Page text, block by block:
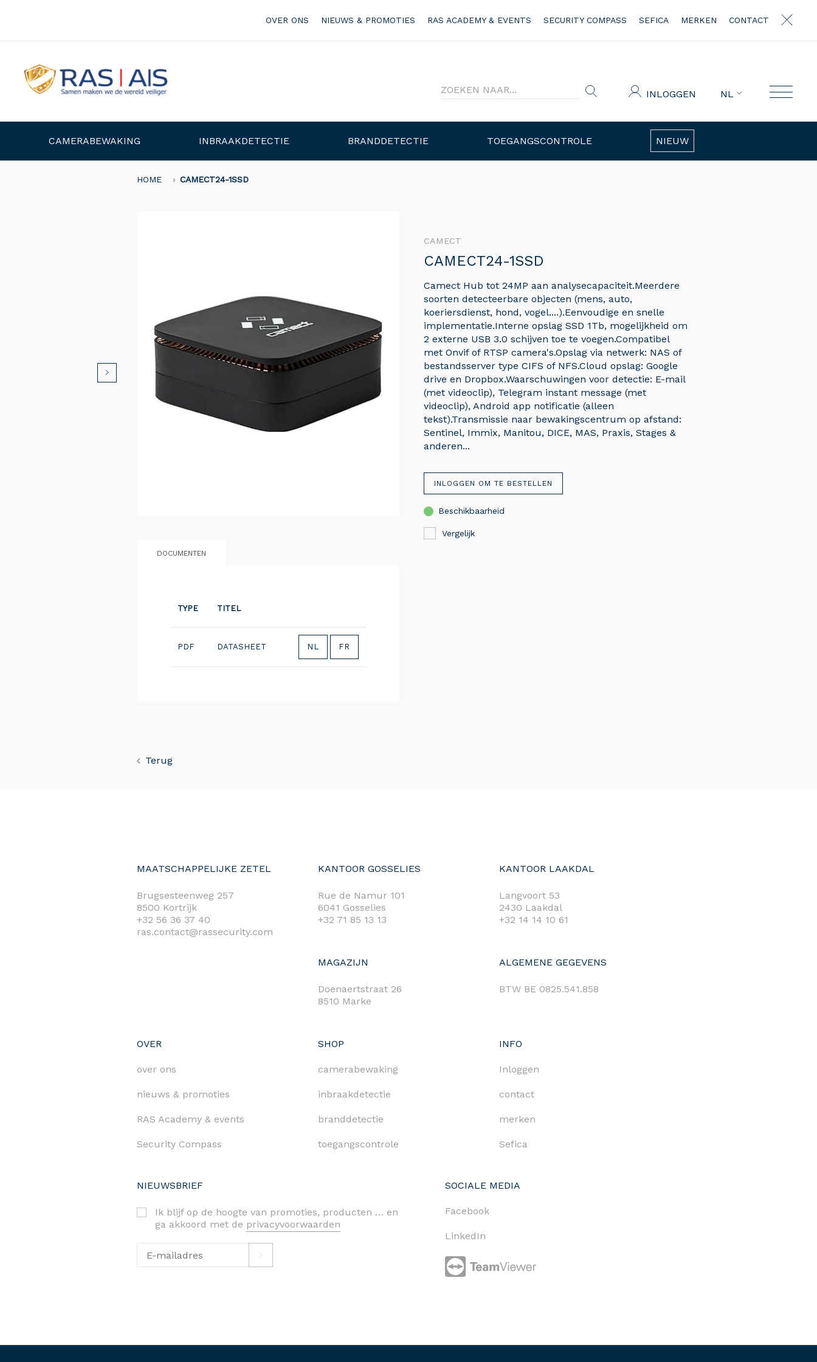
OVER ONS NIEUWS & PROMOTIES RAS ACADEMY & EVENTS SECURITY COMPASS SEFICA MERKEN CONTACT
INLOGGEN NL
CAMERABEWAKING INBRAAKDETECTIE BRANDDETECTIE TOEGANGSCONTROLE NIEUW
HOME CAMECT24-1SSD
DOCUMENTEN
TYPE TITEL
PDF DATASHEET NL FR
CAMECT
CAMECT24-1SSD
Camect Hub tot 24MP aan analysecapaciteit.Meerdere
soorten detecteerbare objecten (mens, auto,
koeriersdienst, hond, vogel....).Eenvoudige en snelle
implementatie.Interne opslag SSD 1Tb, mogelijkheid om
2 externe USB 3.0 schijven toe te voegen.Compatibel
met Onvif of RTSP camera's.Opslag via netwerk: NAS of
bestandsserver type CIFS of NFS.Cloud opslag: Google
drive en Dropbox.Waarschuwingen voor detectie: E-mail
(met videoclip), Telegram instant message (met
videoclip), Android app notificatie (alleen
tekst).Transmissie naar bewakingscentrum op afstand:
Sentinel, Immix, Manitou, DICE, MAS, Praxis, Stages &
anderen...
INLOGGEN OM TE BESTELLEN
Beschikbaarheid
Vergelijk
Terug
MAATSCHAPPELIJKE ZETEL
Brugsesteenweg 257
8500 Kortrijk
+32 56 36 37 40
ras.contact@rassecurity.com
KANTOOR GOSSELIES
Rue de Namur 101
6041 Gosselies
+32 71 85 13 13
KANTOOR LAAKDAL
Langvoort 53
2430 Laakdal
+32 14 14 10 61
MAGAZIJN
Doenaertstraat 26
8510 Marke
ALGEMENE GEGEVENS
BTW BE 0825.541.858
OVER
over ons
nieuws & promoties
RAS Academy & events
Security Compass
SHOP
camerabewaking
inbraakdetectie
branddetectie
toegangscontrole
INFO
Inloggen
contact
merken
Sefica
NIEUWSBRIEF
Ik blijf op de hoogte van promoties, producten … en
ga akkoord met de privacyvoorwaarden
SOCIALE MEDIA
Facebook
LinkedIn